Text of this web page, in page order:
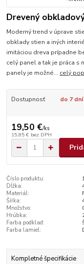
Drevený
Moderný trend v úprave
obklady stien a iných
imitáciou dreva prípadne
celý panel a tak je práca s
panely je možné... celý
Dostupnosť do 7 dní
19,50 €/ks
15,85 € bez DPH
Číslo produktu:
Dĺžka:
Materiál:
Šírka:
Množstvo:
Hrúbka:
Farba podklad:
Farba lamiel:
Kompletné špecifikácie